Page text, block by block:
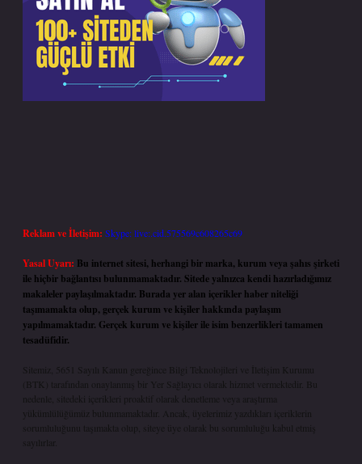
Reklam ve İletişim: Skype: live:.cid.575569c608265c69
Yasal Uyarı: Bu internet sitesi, herhangi bir marka, kurum veya şahıs şirketi
ile hiçbir bağlantısı bulunmamaktadır. Sitede yalnızca kendi hazırladığımız
makaleler paylaşılmaktadır. Burada yer alan içerikler haber niteliği
taşımamakta olup, gerçek kurum ve kişiler hakkında paylaşım
yapılmamaktadır. Gerçek kurum ve kişiler ile isim benzerlikleri tamamen
tesadüfidir.
Sitemiz, 5651 Sayılı Kanun gereğince Bilgi Teknolojileri ve İletişim Kurumu
(BTK) tarafından onaylanmış bir Yer Sağlayıcı olarak hizmet vermektedir. Bu
nedenle, sitedeki içerikleri proaktif olarak denetleme veya araştırma
yükümlülüğümüz bulunmamaktadır. Ancak, üyelerimiz yazdıkları içeriklerin
sorumluluğunu taşımakta olup, siteye üye olarak bu sorumluluğu kabul etmiş
sayılırlar.